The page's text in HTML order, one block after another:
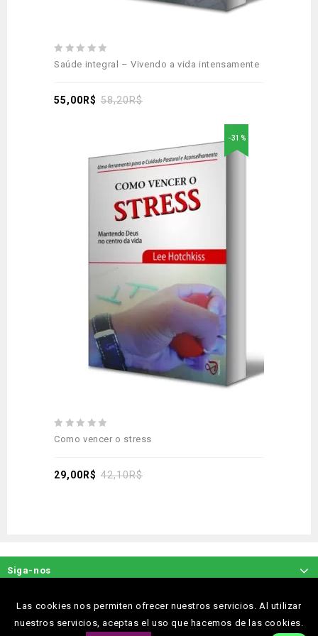
0
5
Saúde integral – Vivendo a vida intensamente
58,20R$
55,00 R$
-31%
0
5
Como vencer o stress
42,10R$
29,00 R$
Siga-nos
Las cookies nos permiten ofrecer nuestros servicios. Al utilizar
nuestros servicios, aceptas el uso que hacemos de las cookies.